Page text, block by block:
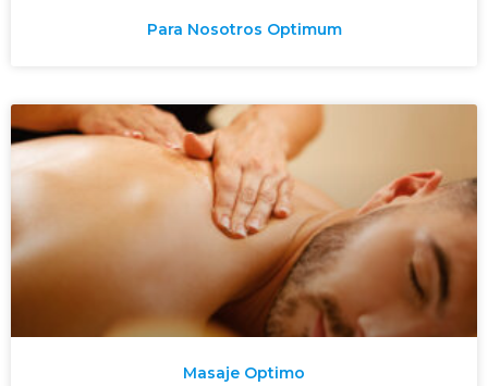
Para Nosotros Optimum
Masaje Optimo